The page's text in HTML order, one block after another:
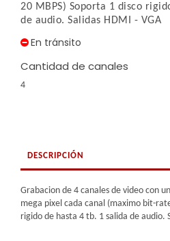
20 MBPS) Soporta 1 disco
de audio. Salidas HDMI - VGA
En tránsito
Cantidad de canales
4
DESCRIPCIÓN
Grabacion de 4 canales de video con
mega pixel cada canal (maximo bit-
rigido de hasta 4 tb. 1 salida de audio.